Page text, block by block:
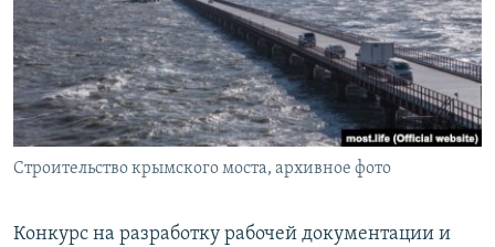
ПОБЕДИТЕЛЕЙ НЕ СУДЯТ?
КРЫМ.НЕПОКОРЕННЫЙ
ELIFBE
УКРАИНСКАЯ ПРОБЛЕМА КРЫМА
ПРИСОЕДИНЯЙТЕСЬ!
Все сайты RFE/RL
Строительство крымского моста, архивное фото
Конкурс на разработку рабочей документации и